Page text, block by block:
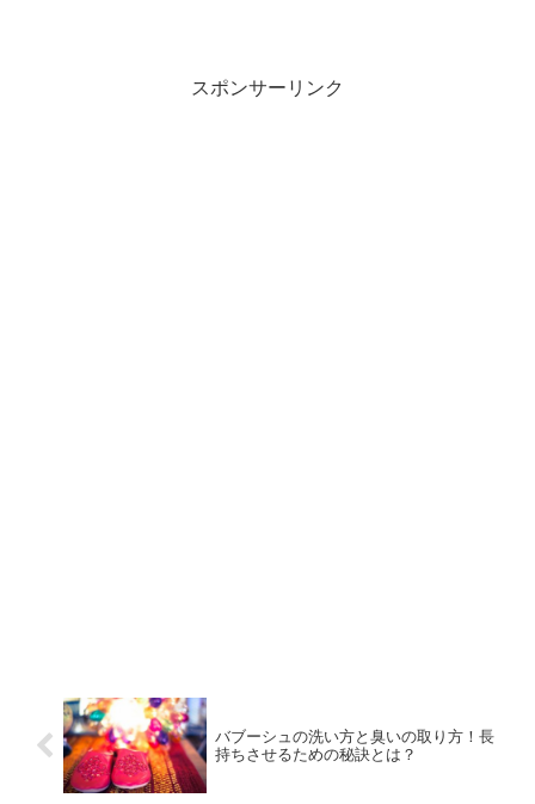
スポンサーリンク
バブーシュの洗い方と臭いの取り方！長
持ちさせるための秘訣とは？